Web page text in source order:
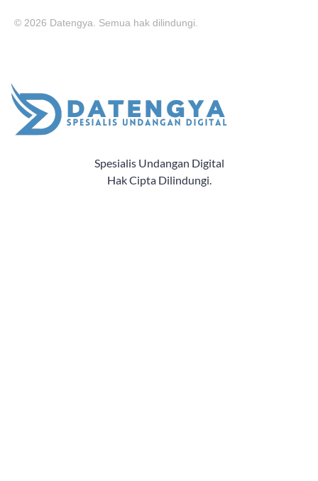
© 2026 Datengya. Semua hak dilindungi.
Spesialis Undangan Digital
Hak Cipta Dilindungi.